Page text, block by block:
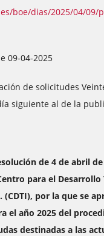
boe/dias/2025/04/09/
09-04-2025
de solicitudes
siguiente al de la
de 4 de abril
para el
(CDTI), por la que se
el año 2025 del
destinadas a las